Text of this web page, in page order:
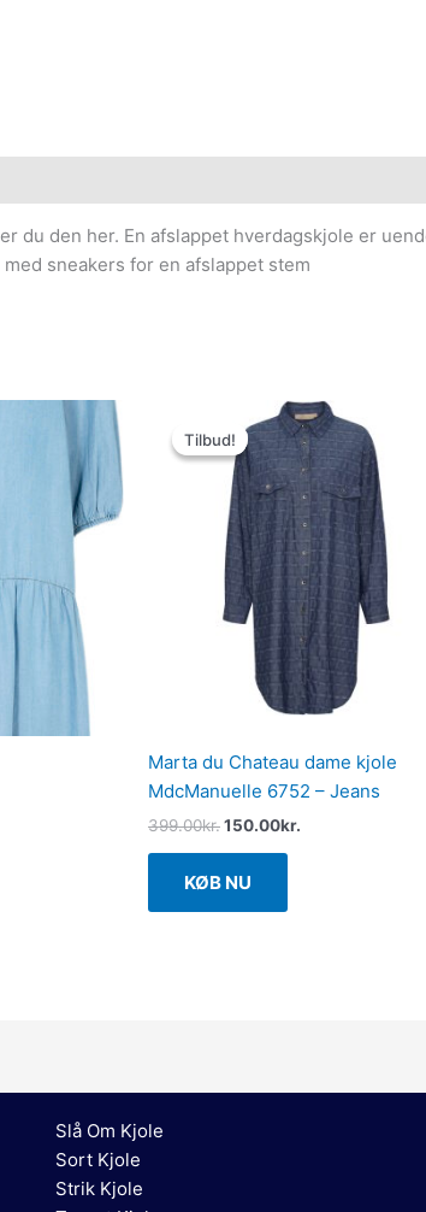
du den her. En afslappet hverdagskjole er
sneakers for en afslappet stem
Tilbud!
Tilbud!
Marta du Chateau dame kjole
MdcManuelle 6752 – Jeans
399.00kr.
oprindelige
pris
var:
399.00kr..
150.00kr.
Den
aktuelle
pris
er:
150.00kr..
KØB NU
Slå Om Kjole
Sort Kjole
Strik Kjole